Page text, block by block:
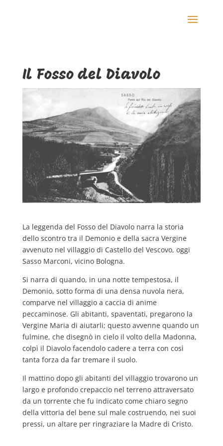
Il Fosso del Diavolo
La leggenda del Fosso del Diavolo narra la storia
dello scontro tra il Demonio e della sacra Vergine
avvenuto nel villaggio di Castello del Vescovo, oggi
Sasso Marconi, vicino Bologna.
Si narra di quando, in una notte tempestosa, il
Demonio, sotto forma di una densa nuvola nera,
comparve nel villaggio a caccia di anime
peccaminose. Gli abitanti, spaventati, pregarono la
Vergine Maria di aiutarli; questo avvenne quando un
fulmine, che disegnò in cielo il volto della Madonna,
colpì il Diavolo facendolo cadere a terra con così
tanta forza da far tremare il suolo.
Il mattino dopo gli abitanti del villaggio trovarono un
largo e profondo crepaccio nel terreno attraversato
da un torrente che fu indicato come chiaro segno
della vittoria del bene sul male costruendo, nei suoi
pressi, un altare per ringraziare la Madre di Cristo.